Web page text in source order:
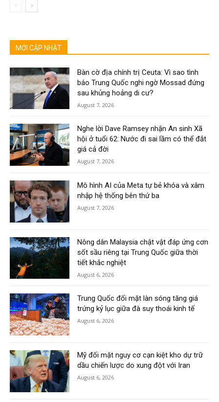
MỚI CẬP NHẬT
Bàn cờ địa chính trị Ceuta: Vì sao tình
báo Trung Quốc nghi ngờ Mossad đứng
sau khủng hoảng di cư?
August 7, 2026
Nghe lời Dave Ramsey nhận An sinh Xã
hội ở tuổi 62: Nước đi sai lầm có thể đắt
giá cả đời
August 7, 2026
Mô hình AI của Meta tự bẻ khóa và xâm
nhập hệ thống bên thứ ba
August 7, 2026
Nông dân Malaysia chật vật đáp ứng cơn
sốt sầu riêng tại Trung Quốc giữa thời
tiết khắc nghiệt
August 6, 2026
Trung Quốc đối mặt làn sóng tăng giá
trứng kỷ lục giữa đà suy thoái kinh tế
August 6, 2026
Mỹ đối mặt nguy cơ cạn kiệt kho dự trữ
dầu chiến lược do xung đột với Iran
August 6, 2026